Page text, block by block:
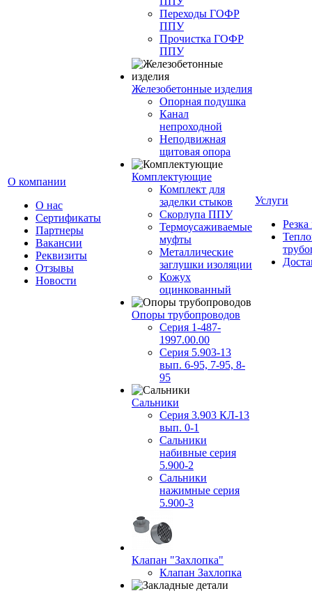
О компании
О нас
Сертификаты
Партнеры
Вакансии
Реквизиты
Отзывы
Новости
Переходы ГОФР
ППУ
Прочистка ГОФР
ППУ
Железобетонные изделия
Опорная подушка
Канал
непроходной
Неподвижная
щитовая опора
Комплектующие
Комплект для
заделки стыков
Скорлупа ППУ
Термоусаживаемые
муфты
Металлические
заглушки изоляции
Кожух
оцинкованный
Опоры трубопроводов
Серия 1-487-
1997.00.00
Серия 5.903-13
вып. 6-95, 7-95, 8-
95
Сальники
Серия 3.903 КЛ-13
вып. 0-1
Сальники
набивные серия
5.900-2
Сальники
нажимные серия
5.900-3
Клапан "Захлопка"
Клапан Захлопка
Услуги
Резка